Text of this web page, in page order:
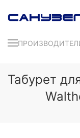
Табурет